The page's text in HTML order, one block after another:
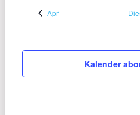
Apr
Kalender